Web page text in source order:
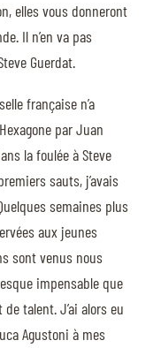
elles vous donneront
Il n’en va pas
Guerdat.
française n’a
par Juan
la foulée à Steve
sauts, j’avais
semaines plus
aux jeunes
sont venus nous
impensable que
talent. J’ai alors eu
Agustoni à mes